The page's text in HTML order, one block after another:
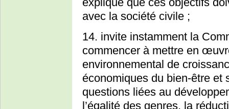
avec la société civile ;
14. invite instamment la
commencer à mettre en
environnemental de
économiques du bien-être et
questions liées au
l’égalité des genres, la